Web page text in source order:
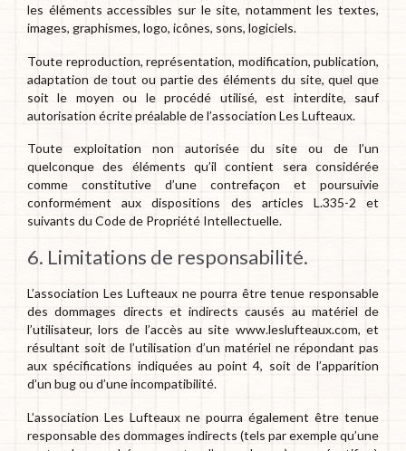
les éléments accessibles sur le site, notamment les textes,
images, graphismes, logo, icônes, sons, logiciels.
Toute reproduction, représentation, modification, publication,
adaptation de tout ou partie des éléments du site, quel que
soit le moyen ou le procédé utilisé, est interdite, sauf
autorisation écrite préalable de l’association Les Lufteaux.
Toute exploitation non autorisée du site ou de l’un
quelconque des éléments qu’il contient sera considérée
comme constitutive d’une contrefaçon et poursuivie
conformément aux dispositions des articles L.335-2 et
suivants du Code de Propriété Intellectuelle.
6. Limitations de responsabilité.
L’association Les Lufteaux ne pourra être tenue responsable
des dommages directs et indirects causés au matériel de
l’utilisateur, lors de l’accès au site www.leslufteaux.com, et
résultant soit de l’utilisation d’un matériel ne répondant pas
aux spécifications indiquées au point 4, soit de l’apparition
d’un bug ou d’une incompatibilité.
L’association Les Lufteaux ne pourra également être tenue
responsable des dommages indirects (tels par exemple qu’une